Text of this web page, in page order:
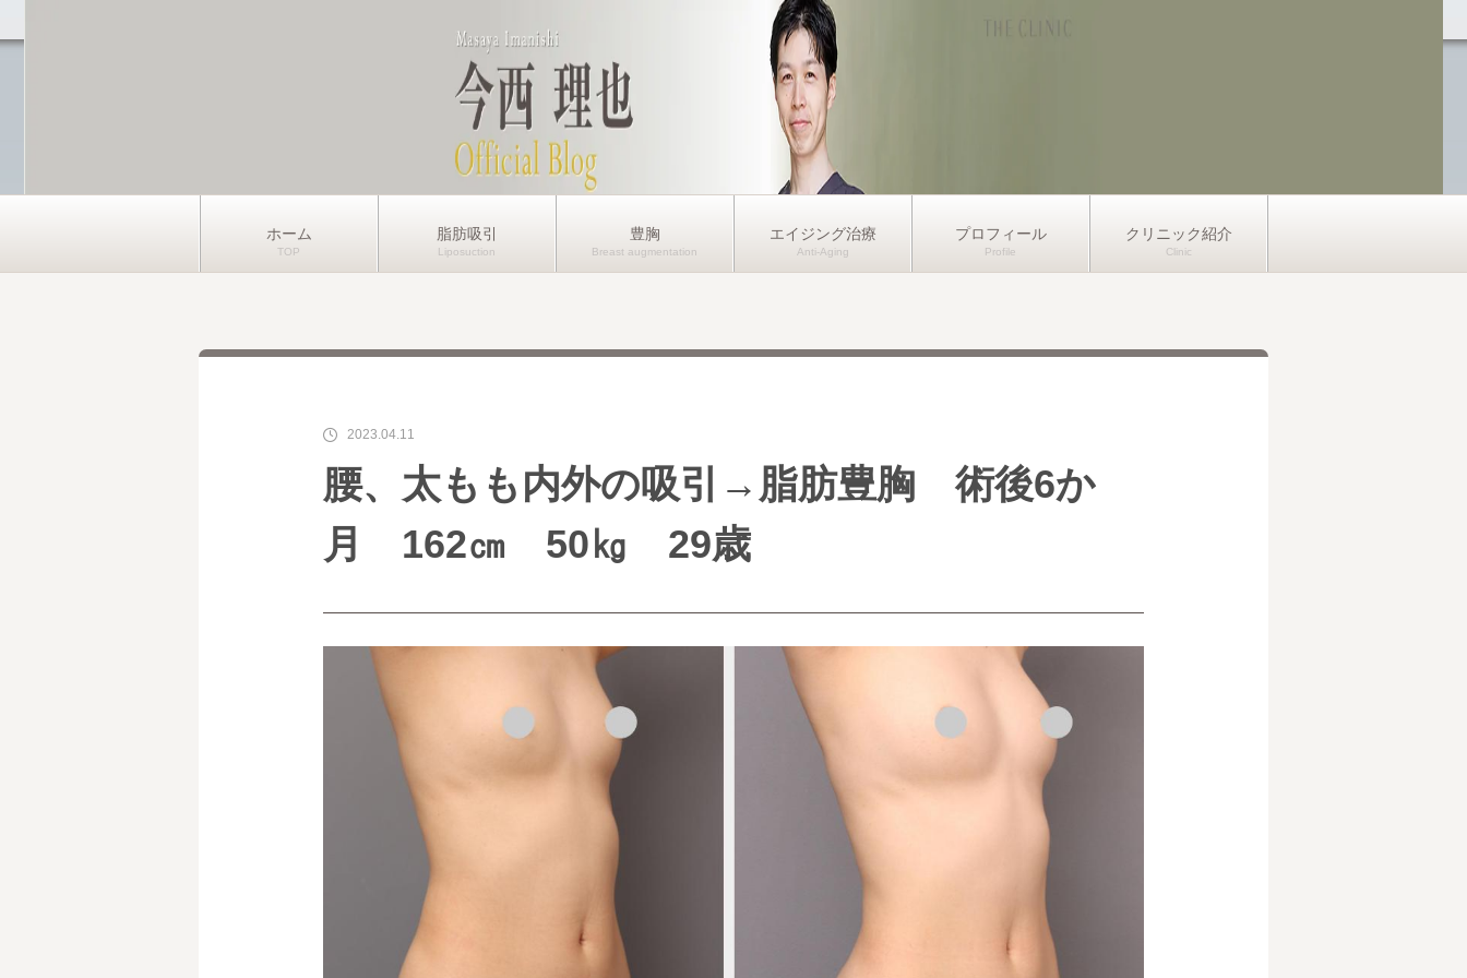
ホーム 脂肪吸引 豊胸 エイジング治療 プロフィール クリニック紹介
2023.04.11
腰、太もも内外の吸引→脂肪豊胸 術後6か
月 162㎝ 50㎏ 29歳